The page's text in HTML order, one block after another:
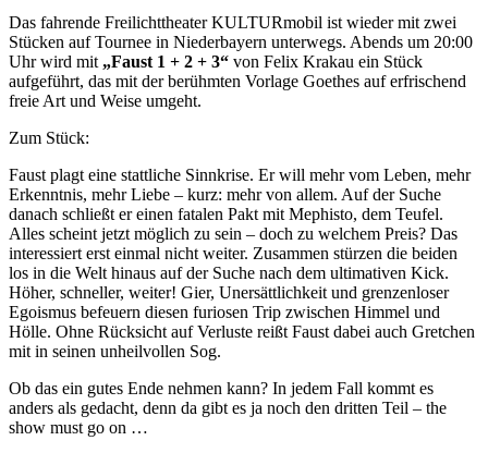
Das fahrende Freilichttheater KULTURmobil ist wieder mit zwei
Stücken auf Tournee in Niederbayern unterwegs. Abends um 20:00
Uhr wird mit „Faust 1 + 2 + 3“ von Felix Krakau ein Stück
aufgeführt, das mit der berühmten Vorlage Goethes auf erfrischend
freie Art und Weise umgeht.
Zum Stück:
Faust plagt eine stattliche Sinnkrise. Er will mehr vom Leben, mehr
Erkenntnis, mehr Liebe – kurz: mehr von allem. Auf der Suche
danach schließt er einen fatalen Pakt mit Mephisto, dem Teufel.
Alles scheint jetzt möglich zu sein – doch zu welchem Preis? Das
interessiert erst einmal nicht weiter. Zusammen stürzen die beiden
los in die Welt hinaus auf der Suche nach dem ultimativen Kick.
Höher, schneller, weiter! Gier, Unersättlichkeit und grenzenloser
Egoismus befeuern diesen furiosen Trip zwischen Himmel und
Hölle. Ohne Rücksicht auf Verluste reißt Faust dabei auch Gretchen
mit in seinen unheilvollen Sog.
Ob das ein gutes Ende nehmen kann? In jedem Fall kommt es
anders als gedacht, denn da gibt es ja noch den dritten Teil – the
show must go on …